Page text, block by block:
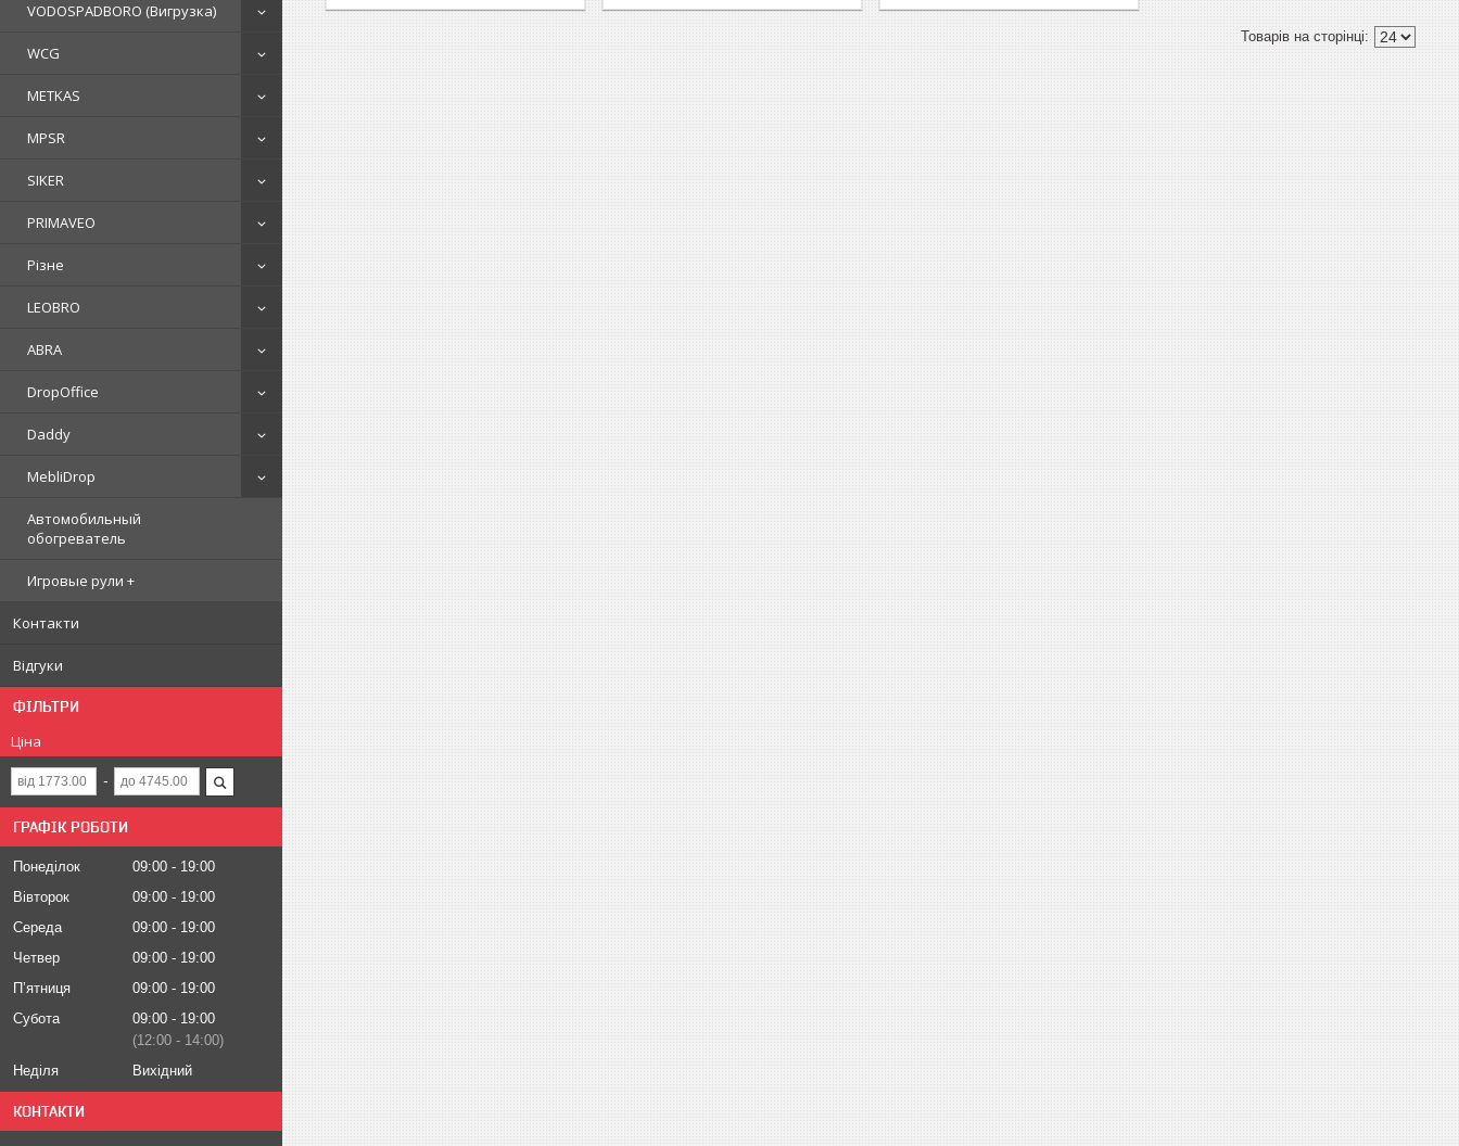
VODOSPADBORO (Вигрузка)
WCG
METKAS
MPSR
SIKER
PRIMAVEO
Різне
LEOBRO
ABRA
DropOffice
Daddy
MebliDrop
Автомобильный
обогреватель
Игровые рули +
Контакти
Відгуки
ФІЛЬТРИ
Ціна
ГРАФІК РОБОТИ
Понеділок 09:00
19:00
Вівторок
09:00
19:00
Середа
09:00
19:00
Четвер
09:00
19:00
Пʼятниця
09:00
19:00
Субота
09:00
19:00
12:00
14:00
Неділя
Вихідний
КОНТАКТИ